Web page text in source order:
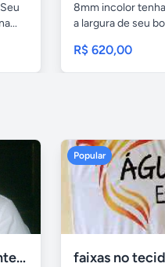
8mm incolor
a largura de seu
R$ 620,00
Massagem relaxante- terapeutica e depilação
Popular